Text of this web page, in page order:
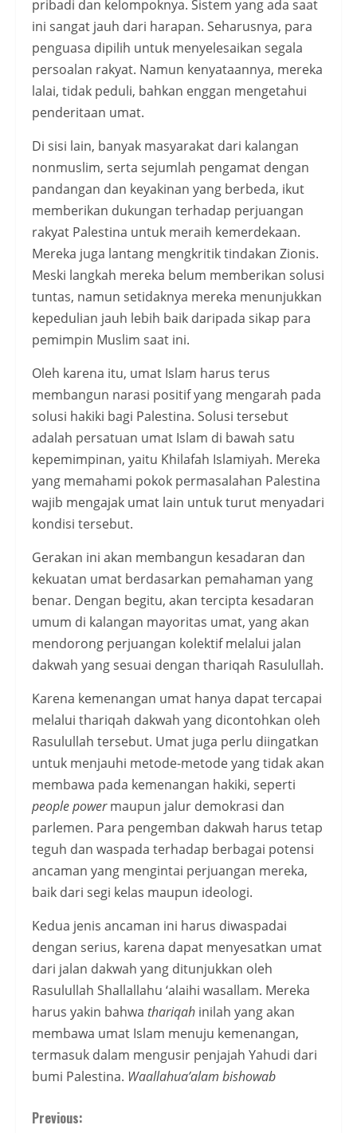
pribadi dan kelompoknya. Sistem yang ada saat
ini sangat jauh dari harapan. Seharusnya, para
penguasa dipilih untuk menyelesaikan segala
persoalan rakyat. Namun kenyataannya, mereka
lalai, tidak peduli, bahkan enggan mengetahui
penderitaan umat.
Di sisi lain, banyak masyarakat dari kalangan
nonmuslim, serta sejumlah pengamat dengan
pandangan dan keyakinan yang berbeda, ikut
memberikan dukungan terhadap perjuangan
rakyat Palestina untuk meraih kemerdekaan.
Mereka juga lantang mengkritik tindakan Zionis.
Meski langkah mereka belum memberikan solusi
tuntas, namun setidaknya mereka menunjukkan
kepedulian jauh lebih baik daripada sikap para
pemimpin Muslim saat ini.
Oleh karena itu, umat Islam harus terus
membangun narasi positif yang mengarah pada
solusi hakiki bagi Palestina. Solusi tersebut
adalah persatuan umat Islam di bawah satu
kepemimpinan, yaitu Khilafah Islamiyah. Mereka
yang memahami pokok permasalahan Palestina
wajib mengajak umat lain untuk turut menyadari
kondisi tersebut.
Gerakan ini akan membangun kesadaran dan
kekuatan umat berdasarkan pemahaman yang
benar. Dengan begitu, akan tercipta kesadaran
umum di kalangan mayoritas umat, yang akan
mendorong perjuangan kolektif melalui jalan
dakwah yang sesuai dengan thariqah Rasulullah.
Karena kemenangan umat hanya dapat tercapai
melalui thariqah dakwah yang dicontohkan oleh
Rasulullah tersebut. Umat juga perlu diingatkan
untuk menjauhi metode-metode yang tidak akan
membawa pada kemenangan hakiki, seperti
people powermaupun jalur demokrasi dan
parlemen. Para pengemban dakwah harus tetap
teguh dan waspada terhadap berbagai potensi
ancaman yang mengintai perjuangan mereka,
baik dari segi kelas maupun ideologi.
Kedua jenis ancaman ini harus diwaspadai
dengan serius, karena dapat menyesatkan umat
dari jalan dakwah yang ditunjukkan oleh
Rasulullah Shallallahu ‘alaihi wasallam. Mereka
harus yakin bahwa thariqah inilah yang akan
membawa umat Islam menuju kemenangan,
termasuk dalam mengusir penjajah Yahudi dari
bumi Palestina. Waallahua’alam bishowab
Continue
Previous: